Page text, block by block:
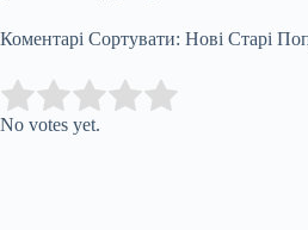
Коментарі Сортувати: Нові Старі
Rate this item:
No votes yet.